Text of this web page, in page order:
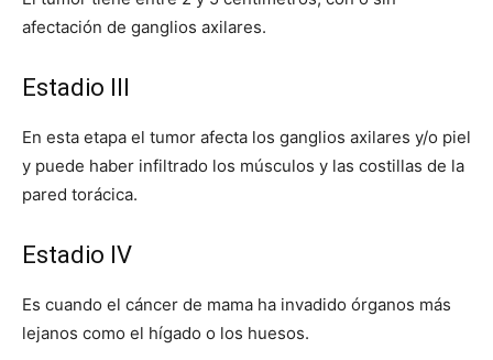
afectación de ganglios axilares.
Estadio III
En esta etapa el tumor afecta los ganglios axilares y/o piel
y puede haber infiltrado los músculos y las costillas de la
pared torácica.
Estadio IV
Es cuando el cáncer de mama ha invadido órganos más
lejanos como el hígado o los huesos.